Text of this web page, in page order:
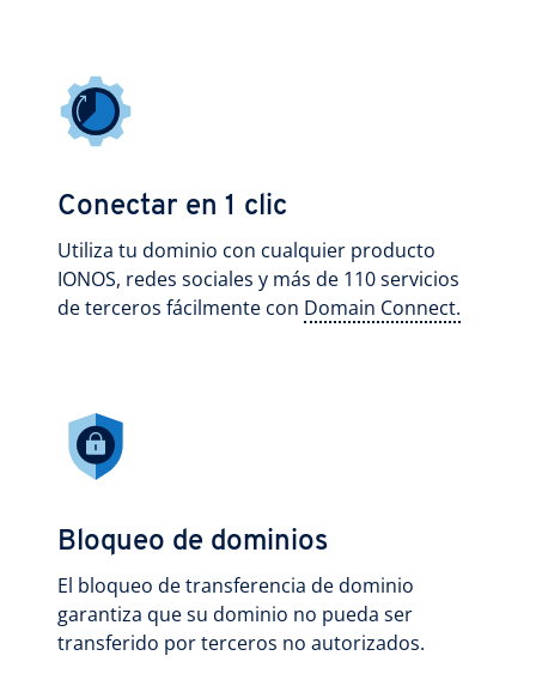
Conectar en 1 clic
Utiliza tu dominio con cualquier producto
IONOS, redes sociales y más de 110 servicios
de terceros fácilmente con Domain Connect.
Bloqueo de dominios
El bloqueo de transferencia de dominio
garantiza que su dominio no pueda ser
transferido por terceros no autorizados.